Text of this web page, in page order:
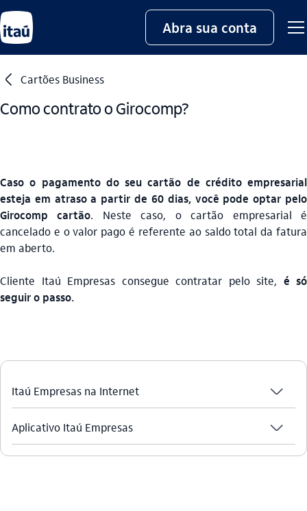
Abra sua conta
seta_esquerda Cartões Business
Como contrato o Girocomp?
Caso o pagamento do seu cartão de crédito empresarial
esteja em atraso a partir de 60 dias, você pode optar pelo
Girocomp cartão. Neste caso, o cartão empresarial é
cancelado e o valor pago é referente ao saldo total da fatura
em aberto.
Cliente Itaú Empresas consegue contratar pelo site, é só
seguir o passo.
Itaú Empresas na Internet seta_baixo
Aplicativo Itaú Empresas seta_baixo